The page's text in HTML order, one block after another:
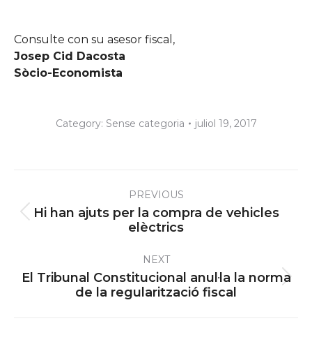
Consulte con su asesor fiscal,
Josep Cid Dacosta
Sòcio-Economista
Category: Sense categoria juliol 19, 2017
navigationPREVIOUS
Previous
post:
Hi han ajuts per la compra de vehicles
elèctrics
NEXT
Next
post:
El Tribunal Constitucional anul·la la norma
de la regularització fiscal